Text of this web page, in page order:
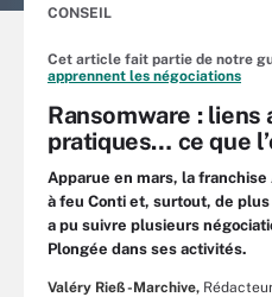
CONSEIL
Cet article fait partie de notre
apprennent les négociations
Ransomware : liens
pratiques… ce que
Apparue en mars, la
à feu Conti et, surtout, de
a pu suivre plusieurs
Plongée dans ses activités.
Valéry Rieß-Marchive,